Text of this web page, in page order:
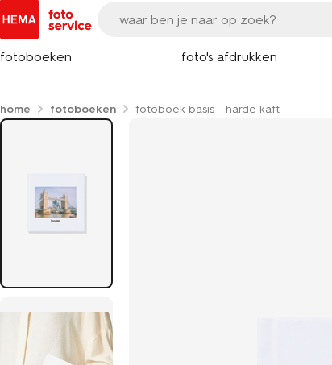
fotoboeken foto's afdrukken
home fotoboeken
fotoboek basis - harde kaft